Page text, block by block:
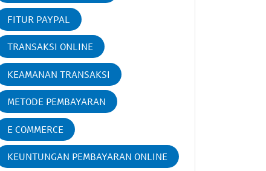
FITUR PAYPAL
TRANSAKSI ONLINE
KEAMANAN TRANSAKSI
METODE PEMBAYARAN
E COMMERCE
KEUNTUNGAN PEMBAYARAN ONLINE